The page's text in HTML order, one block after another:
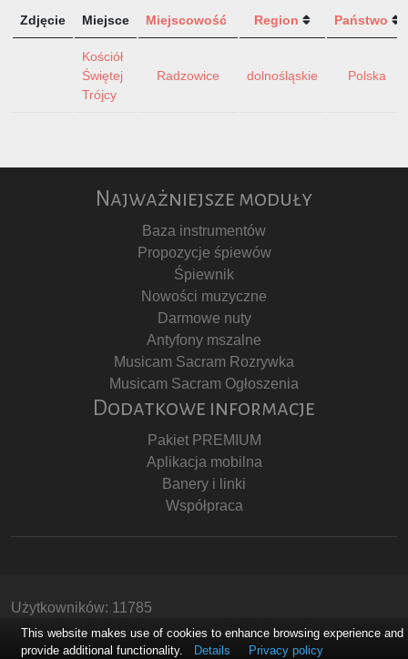
Zdjęcie Miejsce Miejscowość Region Państwo
Kościół
Świętej
Trójcy
Radzowice dolnośląskie Polska
Najważniejsze moduły
Baza instrumentów
Propozycje śpiewów
Śpiewnik
Nowości muzyczne
Darmowe nuty
Antyfony mszalne
Musicam Sacram Rozrywka
Musicam Sacram Ogłoszenia
Dodatkowe informacje
Pakiet PREMIUM
Aplikacja mobilna
Banery i linki
Współpraca
Użytkowników: 11785
Copyright © Stowarzyszenie Musicam Sacram
This website makes use of cookies to enhance browsing experience and
provide additional functionality.
Details Privacy policy